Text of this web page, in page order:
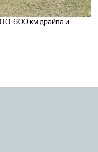
600 км драйва и